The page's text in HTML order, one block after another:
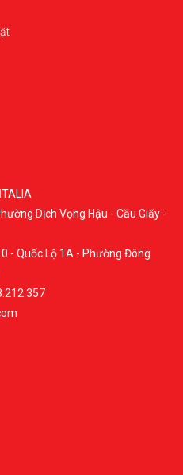
Dịch Vọng Hậu - Cầu Giấy -
- Quốc Lộ 1A - Phường Đông